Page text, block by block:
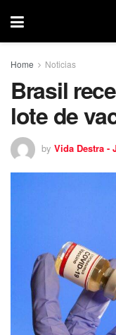
Home Noticias
Brasil
lote de
by Vida Destra -